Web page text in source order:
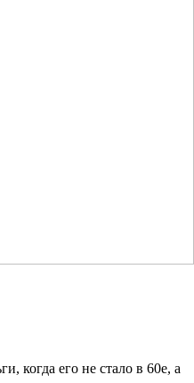
когда его не стало в 60е, а